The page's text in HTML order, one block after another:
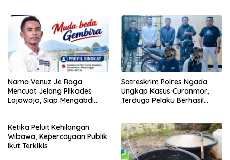
Nama Venuz Je Raga
Mencuat Jelang Pilkades
Lajawajo, Siap Mengabdi
Satreskrim Polres Ngada
Ungkap Kasus Curanmor,
Terduga Pelaku Berhasil
Ketika Peluit Kehilangan
Wibawa, Kepercayaan Publik
Ikut Terkikis